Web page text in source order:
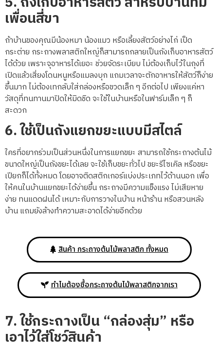
เพื่อนสี่ขา
ถ้าบ้านของคุณมีน้องหมา น้องแมว หรือเลี้ยงสัตว์อย่างไก่ เป็ด
กระต่าย กระถางพลาสติกใหญ่ก็สามารถกลายเป็นถังเก็บอาหารสัตว์
ได้ด้วย เพราะจุอาหารได้เยอะ ช่วยจัดระเบียบ ไม่ต้องเก็บไว้ในถุงที่
เปิดแล้วเสี่ยงโดนหนูหรือแมลงบุก แถมเวลาจะตักอาหารให้สัตว์ก็ง่าย
ขึ้นมาก ไม่ต้องเทกลับใส่กล่องหรือขวดเล็ก ๆ อีกต่อไป เพียงแค่หา
วัสดุที่ทนทานมาปิดให้มิดชิด จะใช้ในบ้านหรือในฟาร์มเล็ก ๆ ก็
สะดวก
6.ใช้เป็นถังแยกขยะแบบมีสไตล์
ใครที่อยากร่วมเป็นส่วนหนึ่งในการแยกขยะ สามารถใช้กระถางต้นไม้
ขนาดใหญ่เป็นถังขยะได้เลย จะใช้เก็บขยะทั่วไป ขยะรีไซเคิล หรือขยะ
เปียกก็ได้ทั้งหมด โดยอาจติดสติกเกอร์แบ่งประเภทไว้ด้านนอก เพื่อ
ให้คนในบ้านแยกขยะได้ง่ายขึ้น กระถางมีความแข็งแรง ไม่เสียหาย
ง่าย ทนแดดฝนได้ เหมาะกับการวางในบ้าน หน้าร้าน หรือสวนหลัง
บ้าน แถมยังล้างทำความสะอาดได้ง่ายอีกด้วย
สินค้า กระถางต้นไม้พลาสติก ทั้งหมด
ทำไมต้องซื้อกระถางต้นไม้พลาสติกจากเรา
7.ใช้กระถางเป็น “กล่องสุ่ม” หรือ
เอาไว้ใส่โชว์สินค้า